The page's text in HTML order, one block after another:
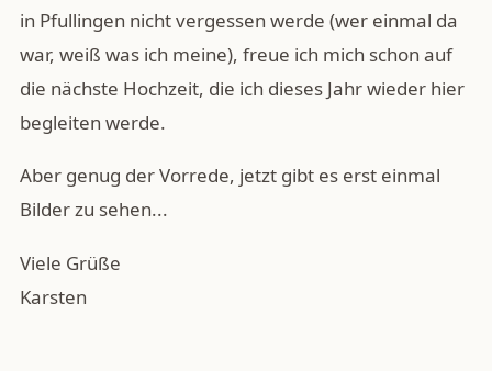
in Pfullingen nicht vergessen werde (wer einmal da
war, weiß was ich meine), freue ich mich schon auf
die nächste Hochzeit, die ich dieses Jahr wieder hier
begleiten werde.
Aber genug der Vorrede, jetzt gibt es erst einmal
Bilder zu sehen...
Viele Grüße
Karsten